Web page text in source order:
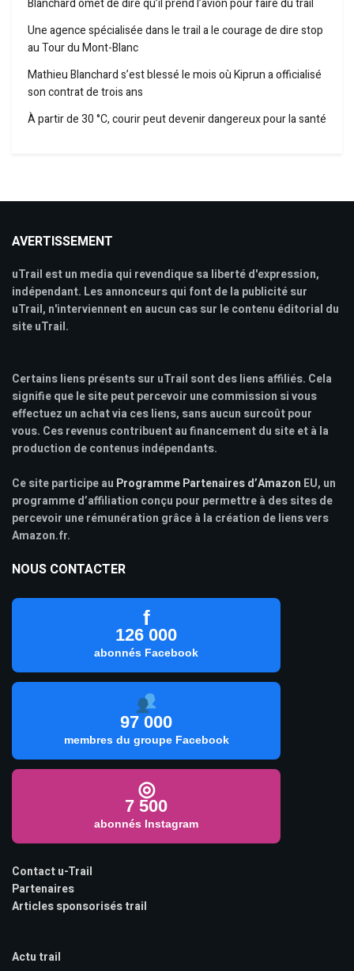
Une agence spécialisée dans le trail a le courage de dire stop
au Tour du Mont-Blanc
Mathieu Blanchard s’est blessé le mois où Kiprun a officialisé
son contrat de trois ans
À partir de 30 °C, courir peut devenir dangereux pour la santé
AVERTISSEMENT
uTrail est un media qui revendique sa liberté d'expression,
indépendant. Les annonceurs qui font de la publicité sur
uTrail, n'interviennent en aucun cas sur le contenu éditorial du
site uTrail.
Certains liens présents sur uTrail sont des liens affiliés. Cela
signifie que le site peut percevoir une commission si vous
effectuez un achat via ces liens, sans aucun surcoût pour
vous. Ces revenus contribuent au financement du site et à la
production de contenus indépendants.
Ce site participe au Programme Partenaires d’Amazon EU, un
programme d’affiliation conçu pour permettre à des sites de
percevoir une rémunération grâce à la création de liens vers
Amazon.fr.
NOUS CONTACTER
f
126 000
abonnés Facebook
97 000
membres du groupe Facebook
◎
7 500
abonnés Instagram
Contact u-Trail
Partenaires
Articles sponsorisés trail
Actu trail